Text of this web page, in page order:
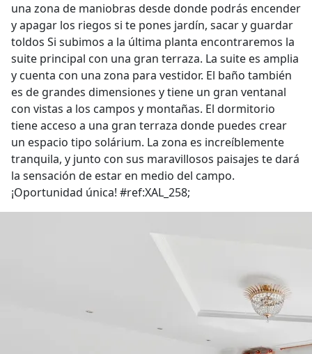
una zona de maniobras desde donde podrás encender
y apagar los riegos si te pones jardín, sacar y guardar
toldos Si subimos a la última planta encontraremos la
suite principal con una gran terraza. La suite es amplia
y cuenta con una zona para vestidor. El baño también
es de grandes dimensiones y tiene un gran ventanal
con vistas a los campos y montañas. El dormitorio
tiene acceso a una gran terraza donde puedes crear
un espacio tipo solárium. La zona es increíblemente
tranquila, y junto con sus maravillosos paisajes te dará
la sensación de estar en medio del campo.
¡Oportunidad única! #ref:XAL_258;